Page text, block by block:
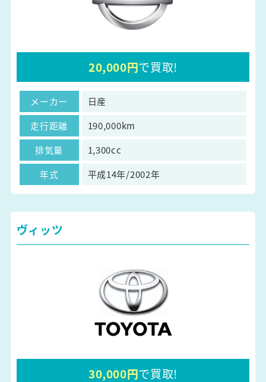
20,000円で買取!
メーカー
日産
走行距離
190,000km
排気量
1,300cc
年式
平成14年/2002年
ヴィッツ
30,000円で買取!